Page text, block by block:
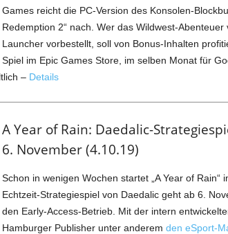
Games reicht die PC-Version des Konsolen-
Redemption 2“ nach. Wer das Wildwest-
Launcher vorbestellt, soll von Bonus-Inhalten
Spiel im Epic Games Store, im selben Monat für
– Details
A Year of Rain: Daedalic-
6. November (4.10.19)
Schon in wenigen Wochen startet „A Year of Rain“
Echtzeit-Strategiespiel von Daedalic geht ab 6.
den Early-Access-Betrieb. Mit der intern
Hamburger Publisher unter anderem den eSport-